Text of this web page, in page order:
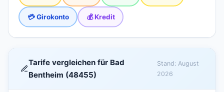
💳 Girokonto 💰 Kredit
Tarife vergleichen für Bad
Bentheim (48455)
Stand: August
2026